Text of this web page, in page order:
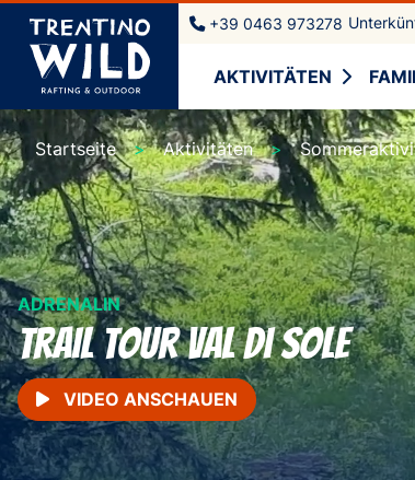
+39 0463 973278
AKTIVITÄTEN
Startseite Aktivitäten
ADRENALIN
Trail Tour Val di Sole
VIDEO ANSCHAUEN